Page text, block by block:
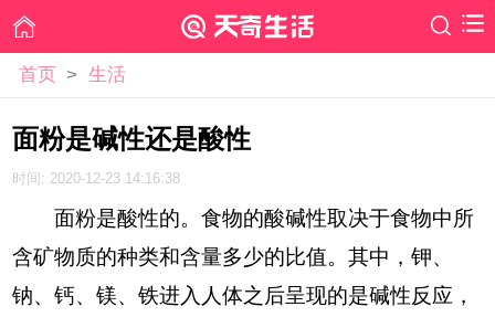
首页 > 生活
面粉是碱性还是酸性
时间: 2020-12-23 14:16:38
面粉是酸性的。食物的酸碱性取决于食物中所
含矿物质的种类和含量多少的比值。其中，钾、
钠、钙、镁、铁进入人体之后呈现的是碱性反应，